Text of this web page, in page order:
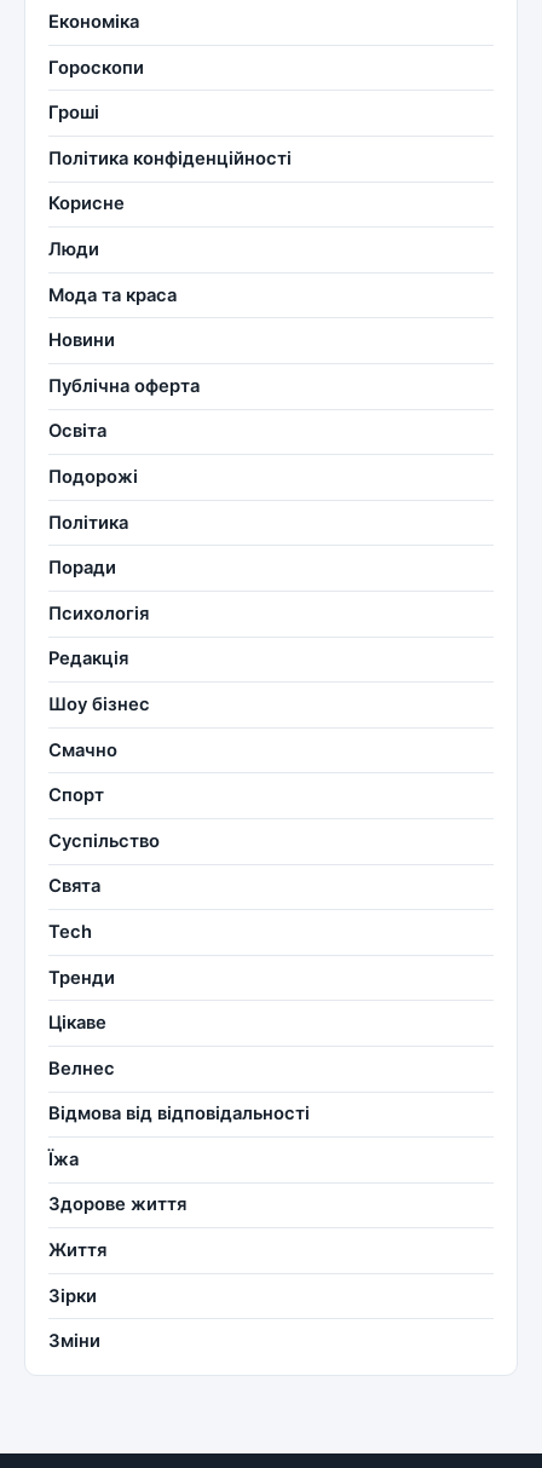
Економіка
Гороскопи
Гроші
Політика конфіденційності
Корисне
Люди
Мода та краса
Новини
Публічна оферта
Освіта
Подорожі
Політика
Поради
Психологія
Редакція
Шоу бізнес
Смачно
Спорт
Суспільство
Свята
Tech
Тренди
Цікаве
Велнес
Відмова від відповідальності
Їжа
Здорове життя
Життя
Зірки
Зміни